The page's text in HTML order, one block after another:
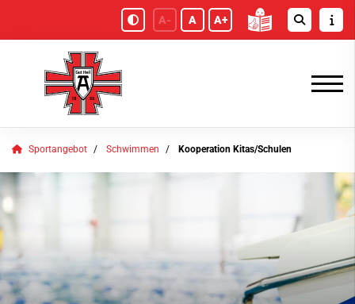
A- A A+
Sportangebot Schwimmen Kooperation Kitas/Schulen